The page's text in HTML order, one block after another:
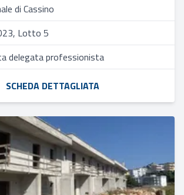
di Cassino
Lotto 5
delegata professionista
SCHEDA DETTAGLIATA